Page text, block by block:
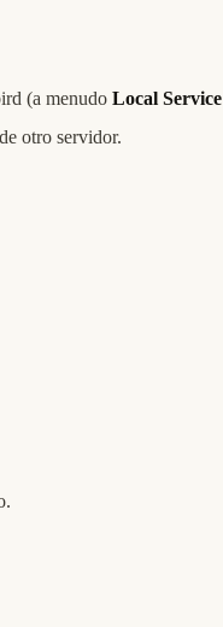
(a menudo Local Service
otro servidor.